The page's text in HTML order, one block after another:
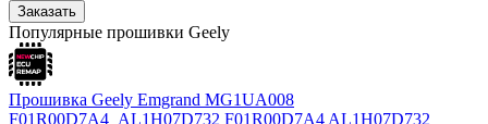
Заказать
Популярные прошивки Geely
Прошивка Geely Emgrand MG1UA008
F01R00D7A4_AL1H07D732 F01R00D7A4 AL1H07D732